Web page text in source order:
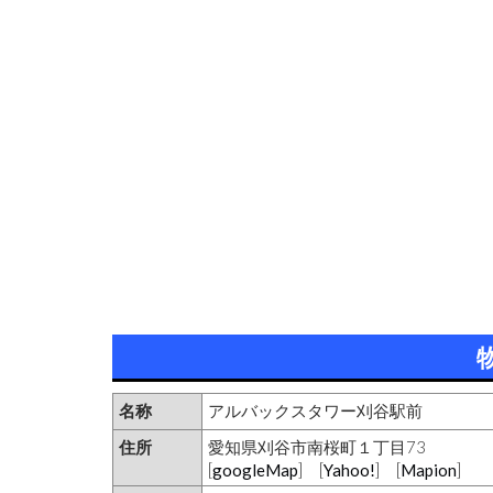
名称
アルバックスタワー刈谷駅前
住所
愛知県刈谷市南桜町１丁目73
[googleMap] [Yahoo!] [Mapion]